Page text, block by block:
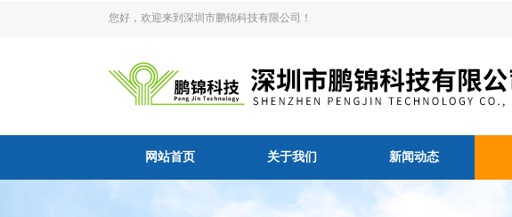
您好，欢迎来到深圳市鹏锦科技有限公司！
网站首页 关于我们 新闻动态